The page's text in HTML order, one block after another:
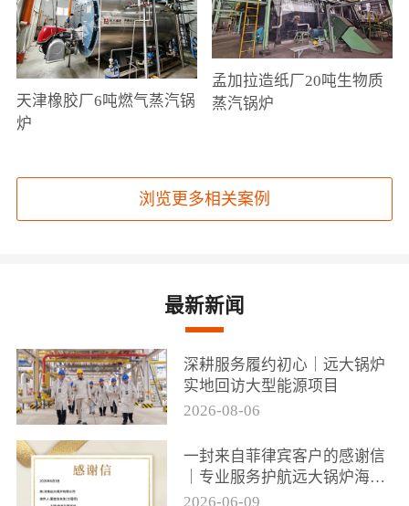
天津橡胶厂6吨燃气蒸汽锅
炉
孟加拉造纸厂20吨生物质
蒸汽锅炉
浏览更多相关案例
最新新闻
深耕服务履约初心｜远大锅炉
实地回访大型能源项目
2026-08-06
一封来自菲律宾客户的感谢信
｜专业服务护航远大锅炉海外
项目落地
2026-06-09